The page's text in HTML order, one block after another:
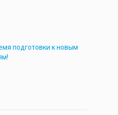
подготовки к новым